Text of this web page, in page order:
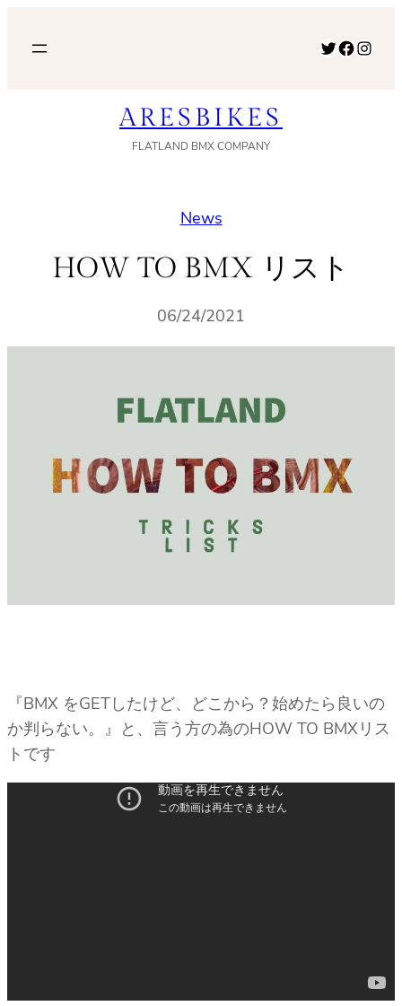
Twitter Facebook Instagram
ARESBIKES
FLATLAND BMX COMPANY
News
HOW TO BMX リスト
06/24/2021
『BMX をGETしたけど、どこから？始めたら良いの
か判らない。』と、言う方の為のHOW TO BMXリス
トです